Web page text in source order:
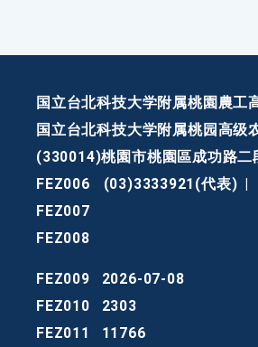
国立台北科技大学附属桃園農工
国立台北科技大学附属桃园高级
(330014)桃園市桃園區成功路二
FEZ006
(03)3333921(代表)
FEZ007
FEZ008
FEZ009
2026-07-08
FEZ010
2303
FEZ011
11766